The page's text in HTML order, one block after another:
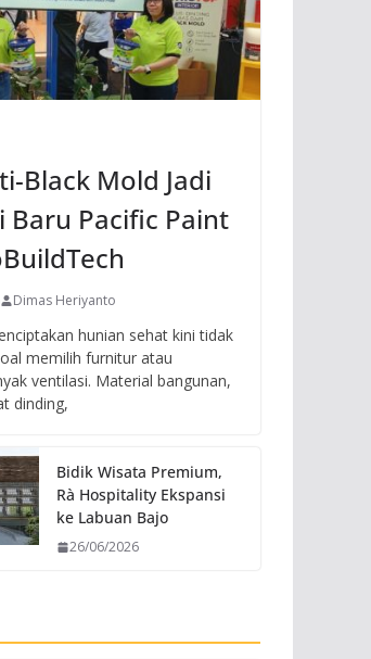
Black Mold Jadi
Baru Pacific Paint
Dimas Heriyanto
hunian sehat kini tidak
memilih furnitur atau
ventilasi. Material bangunan,
dinding,
Bidik Wisata Premium,
Rà Hospitality Ekspansi
ke Labuan Bajo
26/06/2026